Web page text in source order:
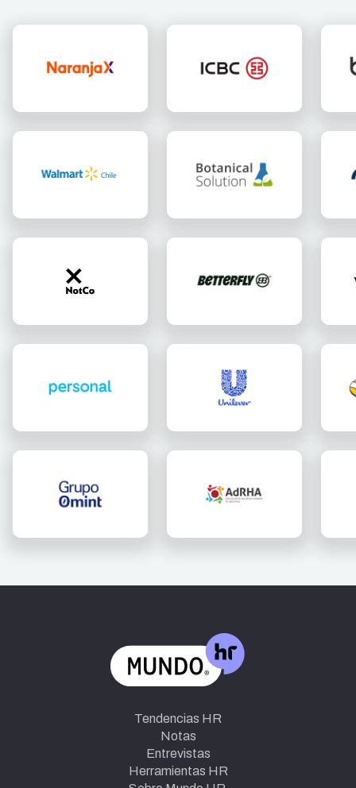
Tendencias HR
Notas
Entrevistas
Herramientas HR